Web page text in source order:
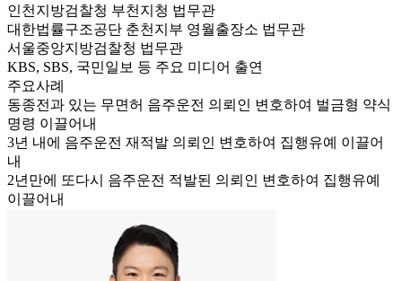
인천지방검찰청 부천지청 법무관
대한법률구조공단 춘천지부 영월출장소 법무관
서울중앙지방검찰청 법무관
KBS, SBS, 국민일보 등 주요 미디어 출연
주요사례
동종전과 있는 무면허 음주운전 의뢰인 변호하여 벌금형 약식
명령 이끌어내
3년 내에 음주운전 재적발 의뢰인 변호하여 집행유예 이끌어
내
2년만에 또다시 음주운전 적발된 의뢰인 변호하여 집행유예
이끌어내